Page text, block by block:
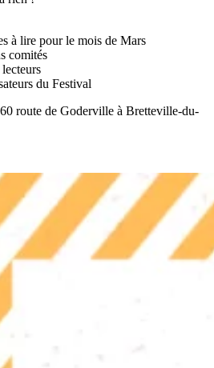
à lire pour le mois de Mars
comités
du Festival
route de Goderville à Bretteville-du-